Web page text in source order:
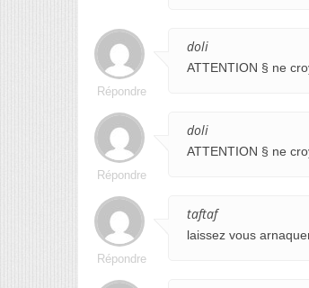
doli
ATTENTION § ne
Répondre
doli
ATTENTION § ne
Répondre
taftaf
laissez vous
Répondre